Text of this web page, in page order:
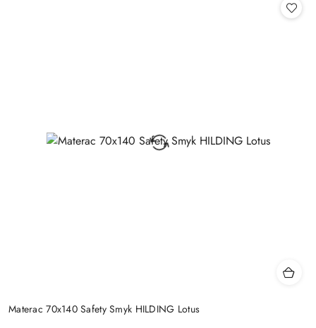
Materac 70x140 Safety Smyk HILDING Lotus